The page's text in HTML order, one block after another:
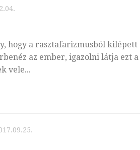
hogy a rasztafarizmusból kilépett
az ember, igazolni látja ezt a
vele...